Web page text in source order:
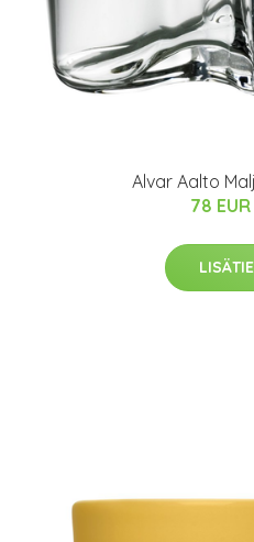
Alvar Aalto
78 EUR